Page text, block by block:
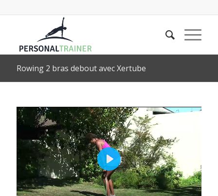
Rowing 2 bras debout avec Xertube
Play